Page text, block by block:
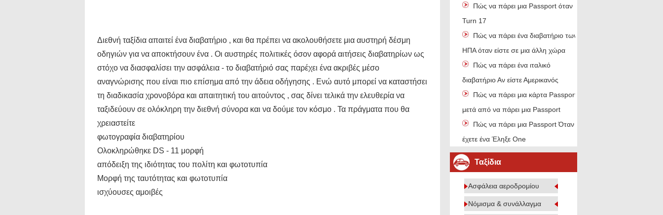
Διεθνή ταξίδια απαιτεί ένα διαβατήριο , και θα πρέπει να ακολουθήσετε μια αυστηρή δέσμη
οδηγιών για να αποκτήσουν ένα . Οι αυστηρές πολιτικές όσον αφορά αιτήσεις διαβατηρίων ως
στόχο να διασφαλίσει την ασφάλεια - το διαβατήριό σας παρέχει ένα ακριβές μέσο
αναγνώρισης που είναι πιο επίσημα από την άδεια οδήγησης . Ενώ αυτό μπορεί να καταστήσει
τη διαδικασία χρονοβόρα και απαιτητική του αιτούντος , σας δίνει τελικά την ελευθερία να
ταξιδεύουν σε ολόκληρη την διεθνή σύνορα και να δούμε τον κόσμο . Τα πράγματα που θα
χρειαστείτε
φωτογραφία διαβατηρίου
Ολοκληρώθηκε DS - 11 μορφή
απόδειξη της ιδιότητας του πολίτη και φωτοτυπία
Μορφή της ταυτότητας και φωτοτυπία
ισχύουσες αμοιβές
Πώς να πάρει μια Passport όταν
Turn 17
Πώς να πάρει ένα διαβατήριο των
ΗΠΑ όταν είστε σε μια άλλη χώρα
Πώς να πάρει ένα ιταλικό
διαβατήριο Αν είστε Αμερικανός
Πώς να πάρει μια κάρτα Passport
μετά από να πάρει μια Passport
Πώς να πάρει μια Passport Όταν
έχετε ένα Έληξε One
Ταξίδια
Ασφάλεια αεροδρομίου
Νόμισμα & συνάλλαγμα